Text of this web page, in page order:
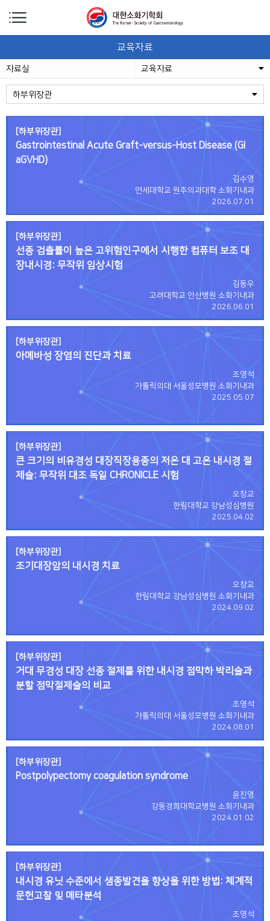
교육자료
자료실 교육자료
하부위장관
[하부위장관]
Gastrointestinal Acute Graft-versus-Host Disease (GI
aGVHD)
김수영
연세대학교 원주의과대학 소화기내과
2026.07.01
[하부위장관]
선종 검출률이 높은 고위험인구에서 시행한 컴퓨터 보조 대
장내시경: 무작위 임상시험
김동우
고려대학교 안산병원 소화기내과
2026.06.01
[하부위장관]
아메바성 장염의 진단과 치료
조영석
가톨릭의대 서울성모병원 소화기내과
2025.05.07
[하부위장관]
큰 크기의 비유경성 대장직장용종의 저온 대 고온 내시경 절
제술: 무작위 대조 독일 CHRONICLE 시험
오창교
한림대학교 강남성심병원
2025.04.02
[하부위장관]
조기대장암의 내시경 치료
오창교
한림대학교 강남성심병원 소화기내과
2024.09.02
[하부위장관]
거대 무경성 대장 선종 절제를 위한 내시경 점막하 박리술과
분할 점막절제술의 비교
조영석
가톨릭의대 서울성모병원 소화기내과
2024.08.01
[하부위장관]
Postpolypectomy coagulation syndrome
윤진영
강동경희대학교병원 소화기내과
2024.01.02
[하부위장관]
내시경 유닛 수준에서 샘종발견율 향상을 위한 방법: 체계적
문헌고찰 및 메타분석
조영석